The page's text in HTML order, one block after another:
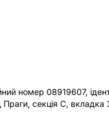
номер 08919607,
секція C, вкладка